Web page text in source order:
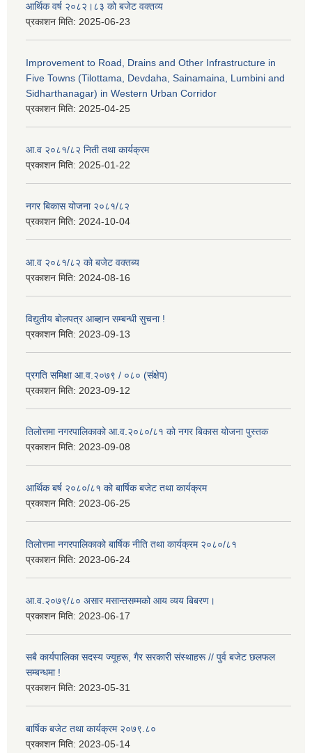
आर्थिक वर्ष २०८२।८३ को बजेट वक्तव्य
प्रकाशन मिति: 2025-06-23
Improvement to Road, Drains and Other Infrastructure in
Five Towns (Tilottama, Devdaha, Sainamaina, Lumbini and
Sidharthanagar) in Western Urban Corridor
प्रकाशन मिति: 2025-04-25
आ.व २०८१/८२ निती तथा कार्यक्रम
प्रकाशन मिति: 2025-01-22
नगर बिकास योजना २०८१/८२
प्रकाशन मिति: 2024-10-04
आ.व २०८१/८२ को बजेट वक्तब्य
प्रकाशन मिति: 2024-08-16
विद्युतीय बोलपत्र आब्हान सम्बन्धी सुचना !
प्रकाशन मिति: 2023-09-13
प्रगति समिक्षा आ.व.२०७९ / ०८० (संक्षेप)
प्रकाशन मिति: 2023-09-12
तिलोत्तमा नगरपालिकाको आ.व.२०८०/८१ को नगर बिकास योजना पुस्तक
प्रकाशन मिति: 2023-09-08
आर्थिक बर्ष २०८०/८१ को बार्षिक बजेट तथा कार्यक्रम
प्रकाशन मिति: 2023-06-25
तिलोत्तमा नगरपालिकाको बार्षिक नीति तथा कार्यक्रम २०८०/८१
प्रकाशन मिति: 2023-06-24
आ.व.२०७९/८० असार मसान्तसम्मको आय व्यय बिबरण।
प्रकाशन मिति: 2023-06-17
सबै कार्यपालिका सदस्य ज्यूहरू, गैर सरकारी संस्थाहरू // पुर्व बजेट छलफल
सम्बन्धमा !
प्रकाशन मिति: 2023-05-31
बार्षिक बजेट तथा कार्यक्रम २०७९.८०
प्रकाशन मिति: 2023-05-14